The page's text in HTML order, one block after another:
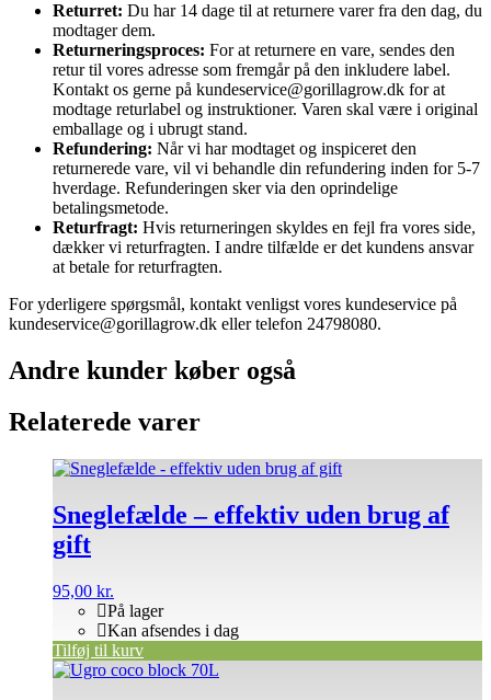
Returret: Du har 14 dage til at returnere varer fra den dag, du
modtager dem.
Returneringsproces: For at returnere en vare, sendes den
retur til vores adresse som fremgår på den inkludere label.
Kontakt os gerne på kundeservice@gorillagrow.dk for at
modtage returlabel og instruktioner. Varen skal være i original
emballage og i ubrugt stand.
Refundering: Når vi har modtaget og inspiceret den
returnerede vare, vil vi behandle din refundering inden for 5-7
hverdage. Refunderingen sker via den oprindelige
betalingsmetode.
Returfragt: Hvis returneringen skyldes en fejl fra vores side,
dækker vi returfragten. I andre tilfælde er det kundens ansvar
at betale for returfragten.
For yderligere spørgsmål, kontakt venligst vores kundeservice på
kundeservice@gorillagrow.dk eller telefon 24798080.
Andre kunder køber også
Relaterede varer
Sneglefælde – effektiv uden brug af
gift
95,00 kr.
På lager
Kan afsendes i dag
Tilføj til kurv